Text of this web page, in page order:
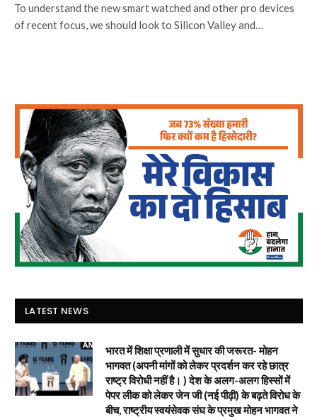
To understand the new smart watched and other pro devices
of recent focus, we should look to Silicon Valley and…
LATEST NEWS
भारत में शिक्षा प्रणाली में सुधार की जरूरत- मोहन
भागवत (अपनी मांगों को लेकर प्रदर्शन कर रहे छात्र
राष्ट्र विरोधी नहीं है। ) देश के अलग-अलग हिस्सों में
पेपर लीक को लेकर जेन जी (नई पीढ़ी) के बढ़ते विरोध के
बीच, राष्ट्रीय स्वयंसेवक संघ के प्रमुख मोहन भागवत ने